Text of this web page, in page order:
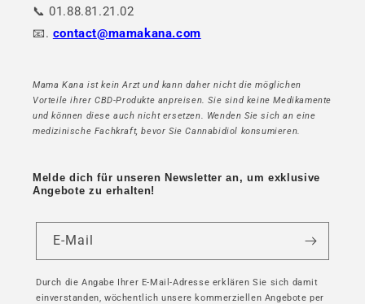
📞 01.88.81.21.02
📧. contact@mamakana.com
Mama Kana ist kein Arzt und kann daher nicht die möglichen
Vorteile ihrer CBD-Produkte anpreisen. Sie sind keine Medikamente
und können diese auch nicht ersetzen. Wenden Sie sich an eine
medizinische Fachkraft, bevor Sie Cannabidiol konsumieren.
Melde dich für unseren Newsletter an, um exklusive
Angebote zu erhalten!
E-Mail
Durch die Angabe Ihrer E-Mail-Adresse erklären Sie sich damit
einverstanden, wöchentlich unsere kommerziellen Angebote per